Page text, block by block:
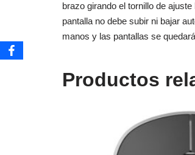
brazo girando el tornillo de
pantalla no debe subir ni bajar
manos y las pantallas se
Productos